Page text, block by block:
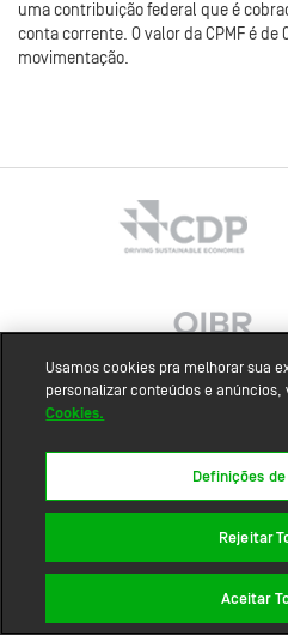
uma contribuição federal que é
conta corrente. O valor da CPMF é de
movimentação.
Usamos cookies pra melhorar sua
personalizar conteúdos e anúncios,
Cookies.
Definições
Rejeitar
Aceitar